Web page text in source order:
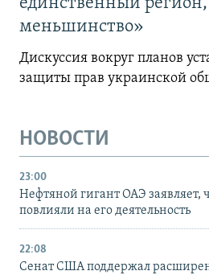
меньшинство»
Дискуссия вокруг планов
защиты прав украинской
НОВОСТИ
23:00
Нефтяной гигант ОАЭ заявляет,
повлияли на его деятельность
22:08
Сенат США поддержал